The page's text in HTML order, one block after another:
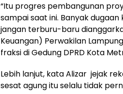
“Itu progres pembangunan
sampai saat ini. Banyak
jangan terburu-baru
Keuangan) Perwakilan
fraksi di Gedung DPRD Kota
Lebih lanjut, kata Alizar jejak
sesat agung itu selalu tidak